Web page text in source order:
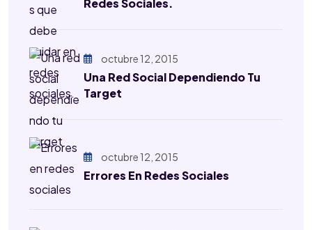
Redes Sociales.
octubre 12, 2015
Una Red Social Dependiendo Tu
Target
octubre 12, 2015
Errores En Redes Sociales